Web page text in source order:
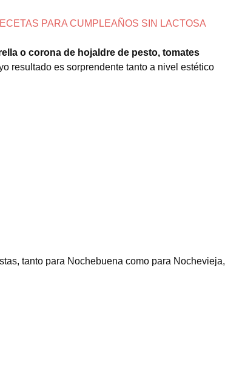
PARA CUMPLEAÑOS SIN LACTOSA
o corona de hojaldre de pesto, tomates
resultado es sorprendente tanto a nivel estético
tanto para Nochebuena como para Nochevieja,